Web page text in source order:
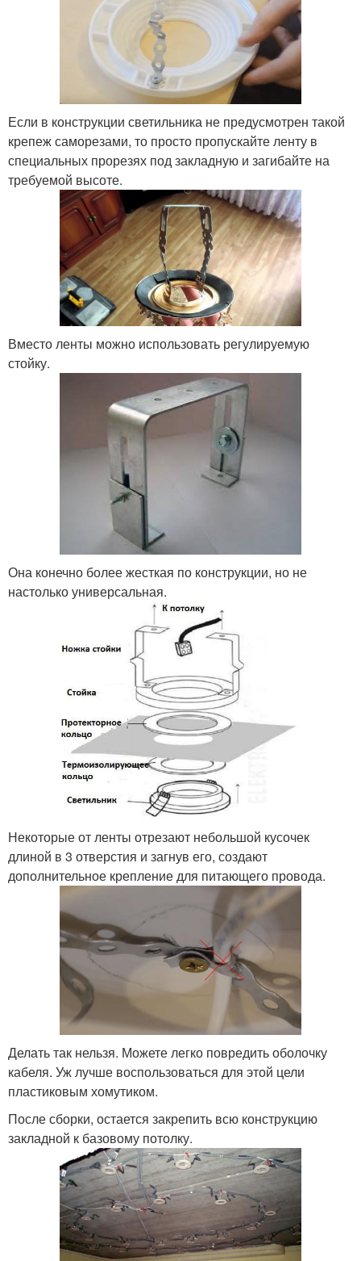
Если в конструкции светильника не предусмотрен такой
крепеж саморезами, то просто пропускайте ленту в
специальных прорезях под закладную и загибайте на
требуемой высоте.
Вместо ленты можно использовать регулируемую
стойку.
Она конечно более жесткая по конструкции, но не
настолько универсальная.
Некоторые от ленты отрезают небольшой кусочек
длиной в 3 отверстия и загнув его, создают
дополнительное крепление для питающего провода.
Делать так нельзя. Можете легко повредить оболочку
кабеля. Уж лучше воспользоваться для этой цели
пластиковым хомутиком.
После сборки, остается закрепить всю конструкцию
закладной к базовому потолку.